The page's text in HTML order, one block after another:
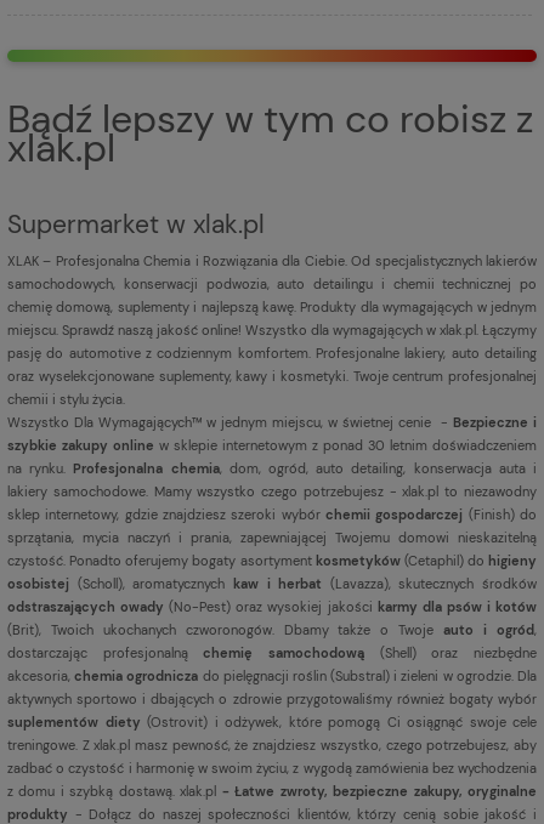
Bądź lepszy w tym co robisz z
xlak.pl
Supermarket w xlak.pl
XLAK – Profesjonalna Chemia i Rozwiązania dla Ciebie. Od specjalistycznych lakierów
samochodowych, konserwacji podwozia, auto detailingu i chemii technicznej po
chemię domową, suplementy i najlepszą kawę. Produkty dla wymagających w jednym
miejscu. Sprawdź naszą jakość online! Wszystko dla wymagających w xlak.pl. Łączymy
pasję do automotive z codziennym komfortem. Profesjonalne lakiery, auto detailing
oraz wyselekcjonowane suplementy, kawy i kosmetyki. Twoje centrum profesjonalnej
chemii i stylu życia.
Wszystko Dla Wymagających™ w jednym miejscu, w świetnej cenie - Bezpieczne i
szybkie zakupy online w sklepie internetowym z ponad 30 letnim doświadczeniem
na rynku. Profesjonalna chemia, dom, ogród, auto detailing, konserwacja auta i
lakiery samochodowe. Mamy wszystko czego potrzebujesz - xlak.pl to niezawodny
sklep internetowy, gdzie znajdziesz szeroki wybórchemii gospodarczej (Finish) do
sprzątania, mycia naczyń i prania, zapewniającej Twojemu domowi nieskazitelną
czystość. Ponadto oferujemy bogaty asortyment kosmetyków (Cetaphil) do higieny
osobistej (Scholl), aromatycznych kaw i herbat (Lavazza), skutecznych środków
odstraszających owady(No-Pest) oraz wysokiej jakości karmy dla psów i kotów
(Brit), Twoich ukochanych czworonogów. Dbamy także o Twojeauto i ogród,
dostarczając profesjonalnąchemię samochodową (Shell) oraz niezbędne
akcesoria,chemia ogrodnicza do pielęgnacji roślin (Substral) i zieleni w ogrodzie. Dla
aktywnych sportowo i dbających o zdrowie przygotowaliśmy również bogaty wybór
suplementów diety (Ostrovit) i odżywek, które pomogą Ci osiągnąć swoje cele
treningowe. Z xlak.pl masz pewność, że znajdziesz wszystko, czego potrzebujesz, aby
zadbać o czystość i harmonię w swoim życiu, z wygodą zamówienia bez wychodzenia
z domu i szybką dostawą. xlak.pl - Łatwe zwroty, bezpieczne zakupy, oryginalne
produkty - Dołącz do naszej społeczności klientów, którzy cenią sobie jakość i